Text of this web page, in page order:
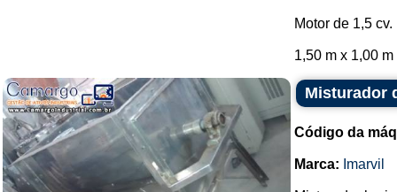
Motor de 1,5 cv.
1,50 m x 1,00
Misturador
Código da
Marca: Imarvil